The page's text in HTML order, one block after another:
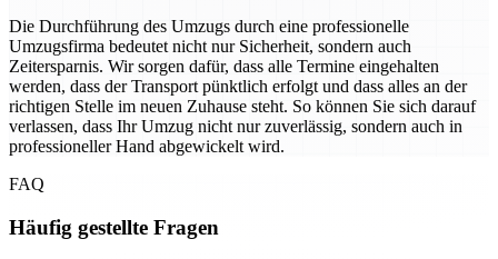
Die Durchführung des Umzugs durch eine professionelle
Umzugsfirma bedeutet nicht nur Sicherheit, sondern auch
Zeitersparnis. Wir sorgen dafür, dass alle Termine eingehalten
werden, dass der Transport pünktlich erfolgt und dass alles an der
richtigen Stelle im neuen Zuhause steht. So können Sie sich darauf
verlassen, dass Ihr Umzug nicht nur zuverlässig, sondern auch in
professioneller Hand abgewickelt wird.
FAQ
Häufig gestellte Fragen